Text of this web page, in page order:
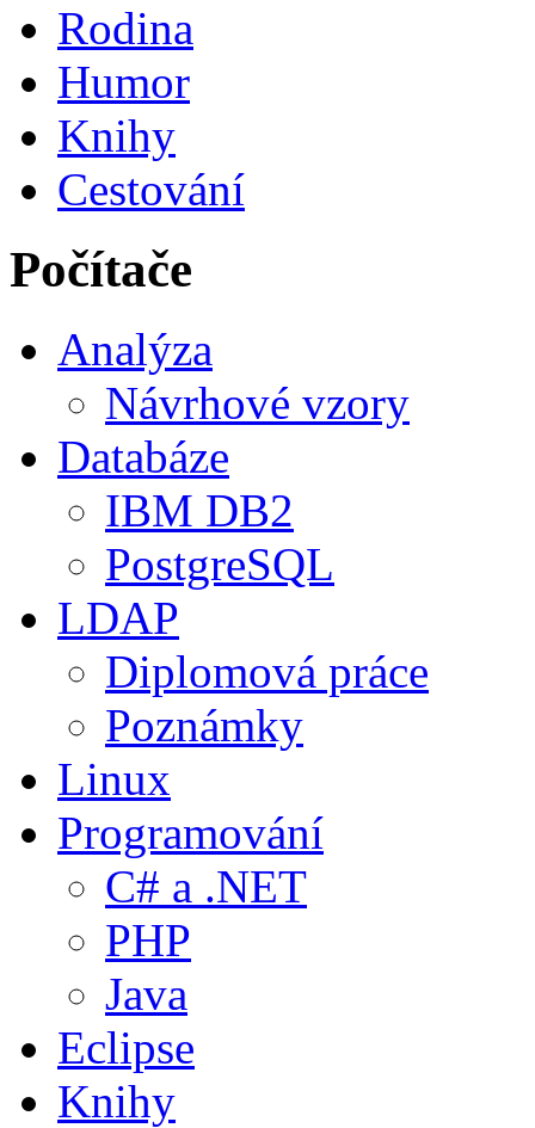
Rodina
Humor
Knihy
Cestování
Počítače
Analýza
Návrhové vzory
Databáze
IBM DB2
PostgreSQL
LDAP
Diplomová práce
Poznámky
Linux
Programování
C# a .NET
PHP
Java
Eclipse
Knihy